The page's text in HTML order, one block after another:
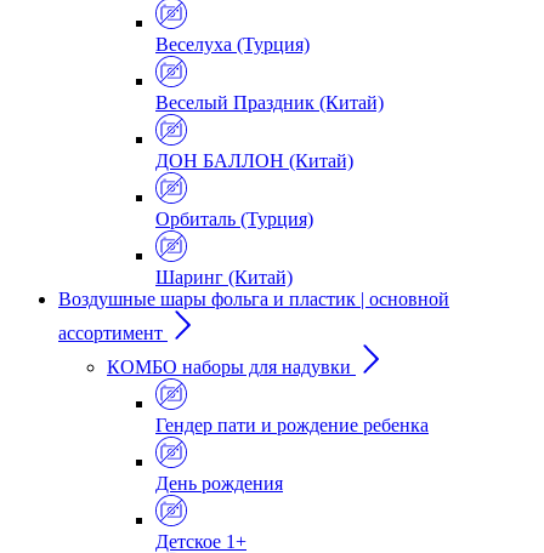
Веселуха (Турция)
Веселый Праздник (Китай)
ДОН БАЛЛОН (Китай)
Орбиталь (Турция)
Шаринг (Китай)
Воздушные шары фольга и пластик | основной
ассортимент
КОМБО наборы для надувки
Гендер пати и рождение ребенка
День рождения
Детское 1+